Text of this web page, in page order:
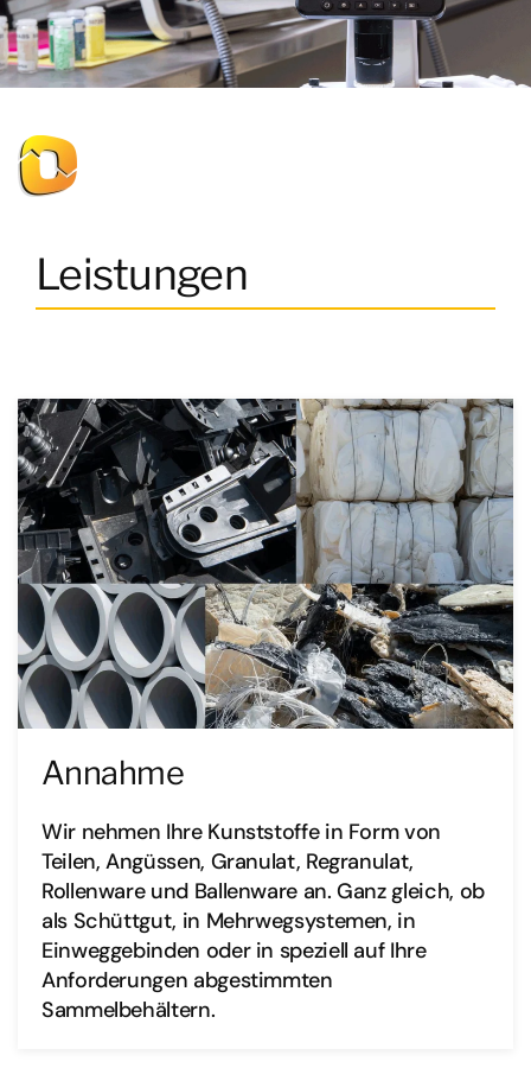
Leistungen
Annahme
Wir nehmen Ihre Kunststoffe in Form von
Teilen, Angüssen, Granulat, Regranulat,
Rollenware und Ballenware an. Ganz gleich, ob
als Schüttgut, in Mehrwegsystemen, in
Einweggebinden oder in speziell auf Ihre
Anforderungen abgestimmten
Sammelbehältern.